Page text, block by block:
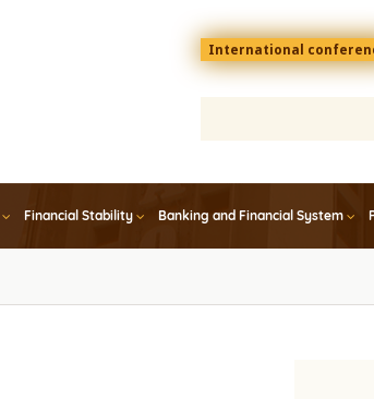
Menu
top
En
International
Financial Stability Banking and Financial System